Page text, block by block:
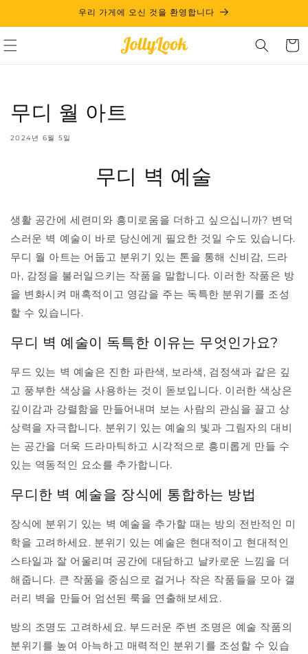
뛰기
우리 가게에 오신 것을 환영합니다
트
무디 월 아트
2024년 6월 5일
무디 벽 예술
생활 공간에 세련미와 흥미로움을 더하고 싶으십니까? 변덕
스러운 벽 예술이 바로 당신에게 필요한 것일 수도 있습니다.
무디 월 아트는 어둡고 분위기 있는 톤을 통해 신비감, 드라
마, 감정을 불러일으키는 작품을 말합니다. 이러한 작품은 방
을 변화시켜 매혹적이고 영감을 주는 독특한 분위기를 조성
할 수 있습니다.
무디 벽 예술이 독특한 이유는 무엇인가요?
무드 있는 벽 예술은 진한 파란색, 보라색, 검정색과 같은 깊
고 풍부한 색상을 사용하는 것이 돋보입니다. 이러한 색상은
깊이감과 강렬함을 만들어내며 보는 사람의 관심을 끌고 상
상력을 자극합니다. 분위기 있는 예술의 빛과 그림자의 대비
는 공간을 더욱 드라마틱하고 시각적으로 흥미롭게 만들 수
있는 역동적인 요소를 추가합니다.
무디한 벽 예술을 장식에 통합하는 방법
장식에 분위기 있는 벽 예술을 추가할 때는 방의 전반적인 미
학을 고려하세요. 분위기 있는 예술은 현대적이고 현대적인
스타일과 잘 어울리며 공간에 대담하고 날카로운 느낌을 더
해줍니다. 큰 작품을 중심으로 걸거나 작은 작품들을 모아 갤
러리 벽을 만들어 엄선된 룩을 연출해보세요.
방의 조명도 고려하세요. 부드러운 주변 조명은 예술 작품의
분위기를 높여 아늑하고 매력적인 분위기를 조성할 수 있습